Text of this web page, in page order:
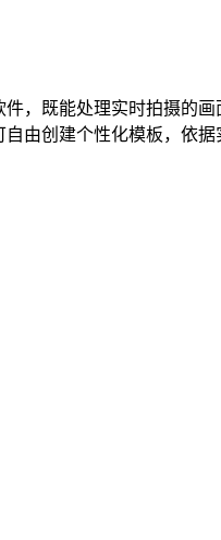
，既能处理实时拍摄的
由创建个性化模板，依